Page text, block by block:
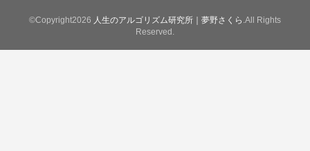
©Copyright2026 人生のアルゴリズム研究所｜夢野さくら .All Rights
Reserved.